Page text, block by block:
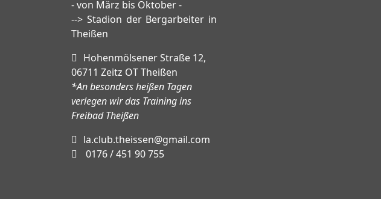
- von März bis Oktober -
--> Stadion der Bergarbeiter in
Theißen
Hohenmölsener Straße 12,
06711 Zeitz OT Theißen
*An besonders heißen Tagen
verlegen wir das Training ins
Freibad Theißen
la.club.theissen@gmail.com
0176 / 451 90 755